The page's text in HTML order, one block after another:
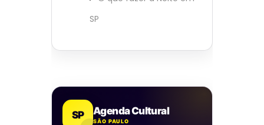
SP
SP Agenda Cultural
SÃO PAULO